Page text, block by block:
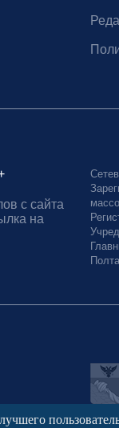
с сайта
на